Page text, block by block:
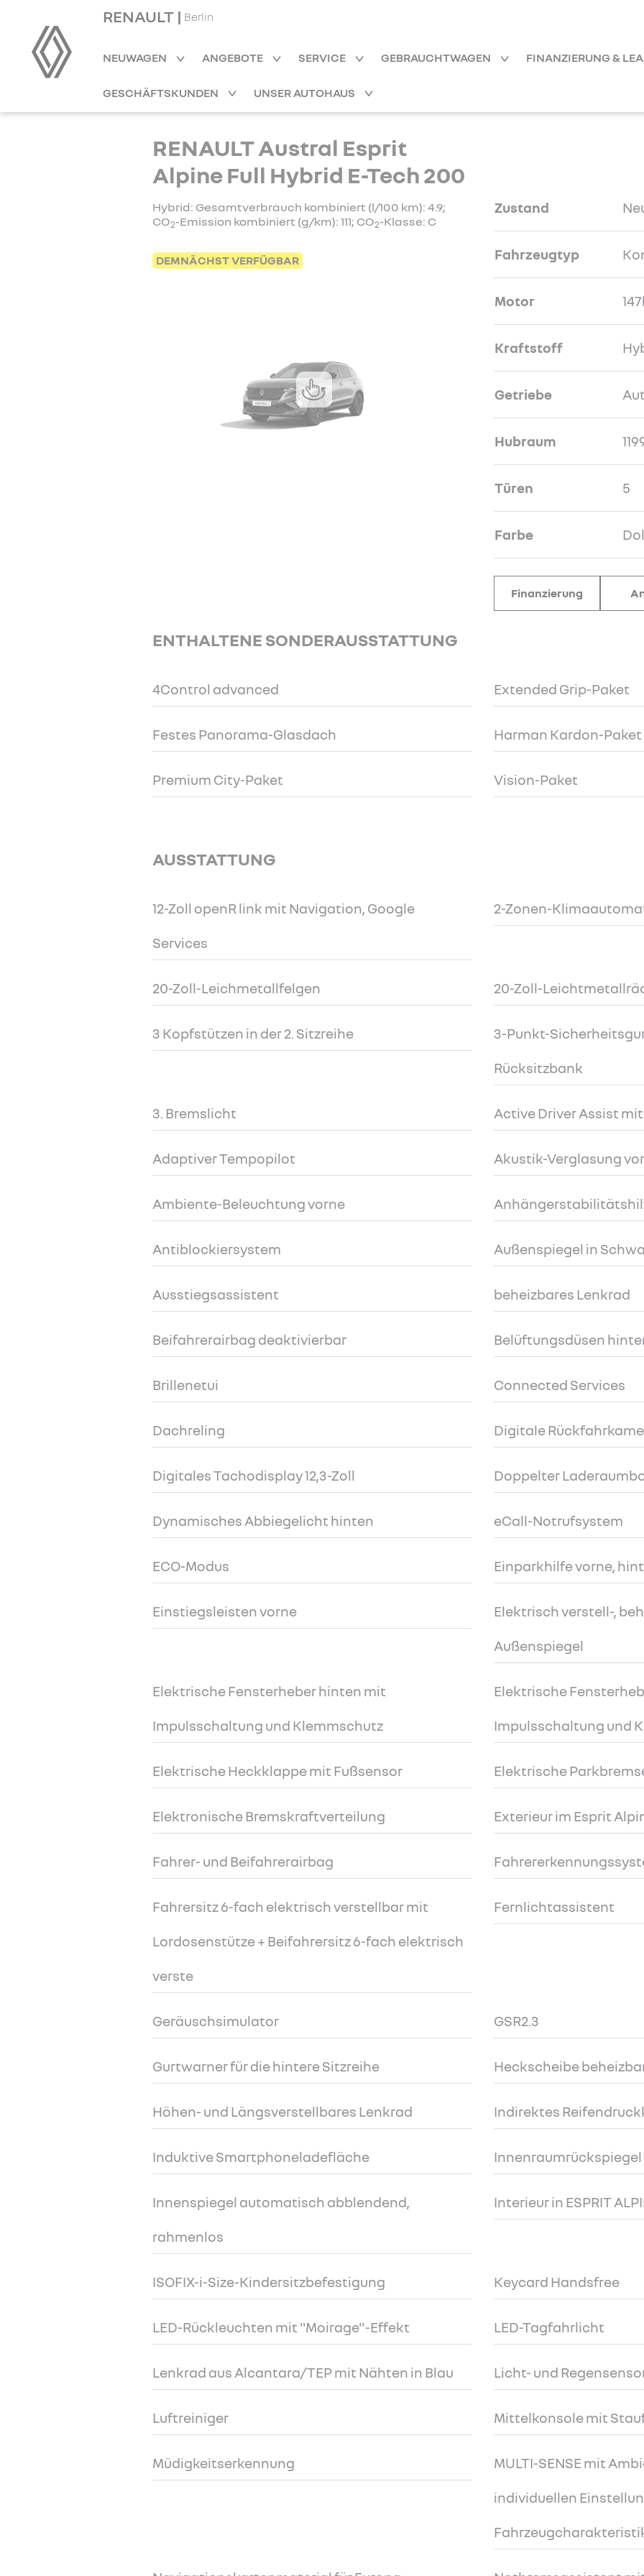
RENAULT | Berlin
NEUWAGEN ANGEBOTE SERVICE GEBRAUCHTWAGEN FINANZIERUNG &
GESCHÄFTSKUNDEN UNSER AUTOHAUS
RENAULT Austral Esprit
Alpine Full Hybrid E-Tech 200
Hybrid: Gesamtverbrauch kombiniert (l/100 km): 4.9;
CO2-Emission kombiniert (g/km): 111; CO2-Klasse: C
DEMNÄCHST VERFÜGBAR
Zustand
Fahrzeugtyp
Motor
Kraftstoff
Getriebe
Hubraum
Türen 5
Farbe
Finanzierung
ENTHALTENE SONDERAUSSTATTUNG
4Control advanced Extended Grip-Paket
Festes Panorama-Glasdach Harman Kardon-Paket
Premium City-Paket Vision-Paket
AUSSTATTUNG
12-Zoll openR link mit Navigation, Google
Services
2-Zonen-
20-Zoll-Leichmetallfelgen 20-Zoll-
3 Kopfstützen in der 2. Sitzreihe 3-Punkt-
Rücksitzbank
3. Bremslicht Active Driver Assist
Adaptiver Tempopilot Akustik-Verglasung
Ambiente-Beleuchtung vorne
Antiblockiersystem Außenspiegel in
Ausstiegsassistent beheizbares Lenkrad
Beifahrerairbag deaktivierbar Belüftungsdüsen
Brillenetui Connected Services
Dachreling Digitale
Digitales Tachodisplay 12,3-Zoll Doppelter
Dynamisches Abbiegelicht hinten eCall-Notrufsystem
ECO-Modus Einparkhilfe vorne,
Einstiegsleisten vorne Elektrisch verstell-,
Außenspiegel
Elektrische Fensterheber hinten mit
Impulsschaltung und Klemmschutz
Elektrische
Impulsschaltung und
Elektrische Heckklappe mit Fußsensor Elektrische
Elektronische Bremskraftverteilung Exterieur im Esprit
Fahrer- und Beifahrerairbag
Fahrersitz 6-fach elektrisch verstellbar mit
Lordosenstütze + Beifahrersitz 6-fach elektrisch
verste
Fernlichtassistent
Geräuschsimulator GSR2.3
Gurtwarner für die hintere Sitzreihe Heckscheibe
Höhen- und Längsverstellbares Lenkrad Indirektes
Induktive Smartphoneladefläche Innenraumrückspiegel
Innenspiegel automatisch abblendend,
rahmenlos
Interieur in ESPRIT
ISOFIX-i-Size-Kindersitzbefestigung Keycard Handsfree
LED-Rückleuchten mit "Moirage"-Effekt LED-Tagfahrlicht
Lenkrad aus Alcantara/TEP mit Nähten in Blau Licht- und
Luftreiniger Mittelkonsole mit
Müdigkeitserkennung MULTI-SENSE mit
individuellen